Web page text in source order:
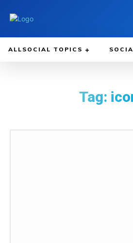
ALLSOCIAL TOPICS
Tag: